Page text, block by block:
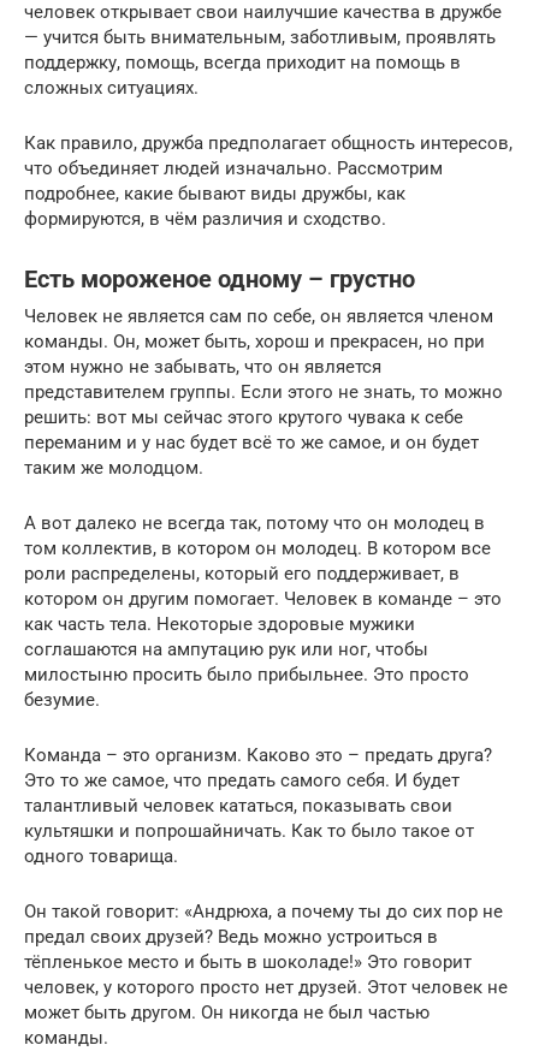
человек открывает свои наилучшие качества в дружбе
— учится быть внимательным, заботливым, проявлять
поддержку, помощь, всегда приходит на помощь в
сложных ситуациях.
Как правило, дружба предполагает общность интересов,
что объединяет людей изначально. Рассмотрим
подробнее, какие бывают виды дружбы, как
формируются, в чём различия и сходство.
Есть мороженое одному – грустно
Человек не является сам по себе, он является членом
команды. Он, может быть, хорош и прекрасен, но при
этом нужно не забывать, что он является
представителем группы. Если этого не знать, то можно
решить: вот мы сейчас этого крутого чувака к себе
переманим и у нас будет всё то же самое, и он будет
таким же молодцом.
А вот далеко не всегда так, потому что он молодец в
том коллектив, в котором он молодец. В котором все
роли распределены, который его поддерживает, в
котором он другим помогает. Человек в команде – это
как часть тела. Некоторые здоровые мужики
соглашаются на ампутацию рук или ног, чтобы
милостыню просить было прибыльнее. Это просто
безумие.
Команда – это организм. Каково это – предать друга?
Это то же самое, что предать самого себя. И будет
талантливый человек кататься, показывать свои
культяшки и попрошайничать. Как то было такое от
одного товарища.
Он такой говорит: «Андрюха, а почему ты до сих пор не
предал своих друзей? Ведь можно устроиться в
тёпленькое место и быть в шоколаде!» Это говорит
человек, у которого просто нет друзей. Этот человек не
может быть другом. Он никогда не был частью
команды.